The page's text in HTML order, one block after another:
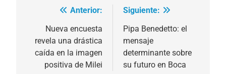
Navegación
entradas
Anterior:
Nueva encuesta
revela una drástica
caída en la imagen
positiva de Milei
Siguiente:
Pipa Benedetto: el
mensaje
determinante sobre
su futuro en Boca